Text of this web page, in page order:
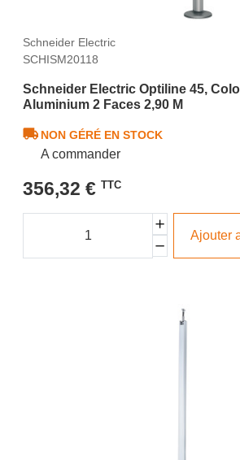
Schneider Electric
SCHISM20118
Schneider Electric Optiline 45,
Aluminium 2 Faces 2,90 M
NON GÉRÉ EN STOCK
A commander
356,32 € TTC
Ajouter